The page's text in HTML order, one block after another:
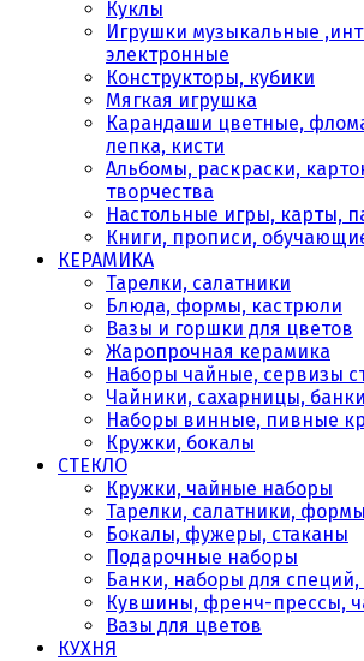
Куклы
Игрушки музыкальные
электронные
Конструкторы, кубики
Мягкая игрушка
Карандаши цветные,
лепка, кисти
Альбомы, раскраски,
творчества
Настольные игры, карты,
Книги, прописи,
КЕРАМИКА
Тарелки, салатники
Блюда, формы, кастрюли
Вазы и горшки для цветов
Жаропрочная керамика
Наборы чайные, сервизы
Чайники, сахарницы, банки
Наборы винные, пивные
Кружки, бокалы
СТЕКЛО
Кружки, чайные наборы
Тарелки, салатники,
Бокалы, фужеры, стаканы
Подарочные наборы
Банки, наборы для
Кувшины, френч-прессы,
Вазы для цветов
КУХНЯ